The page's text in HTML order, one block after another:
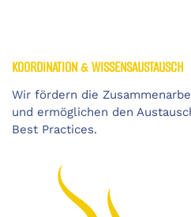
KOORDINATION & WISSENSAUSTAUSCH
Wir fördern die
und ermöglichen den
Best Practices.